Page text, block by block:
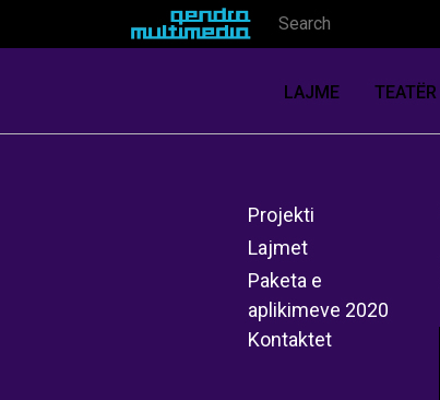
LAJME TEATËR
Projekti
Lajmet
Paketa e
aplikimeve 2020
Kontaktet